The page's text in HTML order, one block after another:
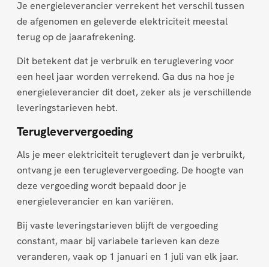
Je energieleverancier verrekent het verschil tussen
de afgenomen en geleverde elektriciteit meestal
terug op de jaarafrekening.
Dit betekent dat je verbruik en teruglevering voor
een heel jaar worden verrekend. Ga dus na hoe je
energieleverancier dit doet, zeker als je verschillende
leveringstarieven hebt.
Terugleververgoeding
Als je meer elektriciteit teruglevert dan je verbruikt,
ontvang je een terugleververgoeding. De hoogte van
deze vergoeding wordt bepaald door je
energieleverancier en kan variëren.
Bij vaste leveringstarieven blijft de vergoeding
constant, maar bij variabele tarieven kan deze
veranderen, vaak op 1 januari en 1 juli van elk jaar.